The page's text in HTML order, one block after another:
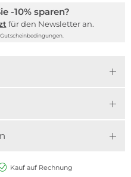
-10% sparen?
für den Newsletter an.
Kauf auf Rechnung